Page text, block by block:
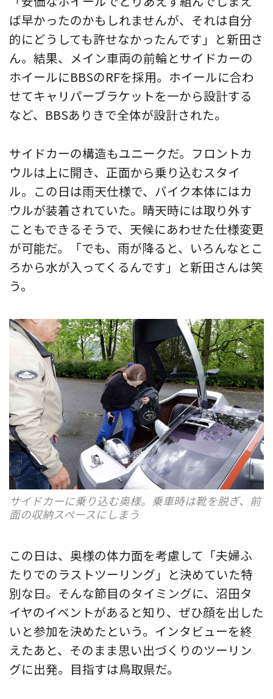
ば早かったのかもしれませんが、それは自分
的にどうしても許せなかったんです」と新田さ
ん。結果、メイン車両の前輪とサイドカーの
ホイールにBBSのRFを採用。ホイールに合わ
せてキャリパーブラケットを一から設計する
など、BBSありきで全体が設計された。
サイドカーの構造もユニークだ。フロントカ
ウルは上に開き、正面から乗り込むスタイ
ル。この日は雨天仕様で、バイク本体にはカ
ウルが装着されていた。晴天時には取り外す
こともできるそうで、天候にあわせた仕様変更
が可能だ。「でも、雨が降ると、いろんなとこ
ろから水が入ってくるんです」と新田さんは笑
う。
サイドカーに乗り込む奥様。乗車時は靴を脱ぎ、前
面の収納スペースにしまう
この日は、奥様の体力面を考慮して「夫婦ふ
たりでのラストツーリング」と決めていた特
別な日。そんな節目のタイミングに、沼田タ
イヤのイベントがあると知り、ぜひ顔を出した
いと参加を決めたという。インタビューを終
えたあと、そのまま思い出づくりのツーリン
グに出発。目指すは鳥取県だ。